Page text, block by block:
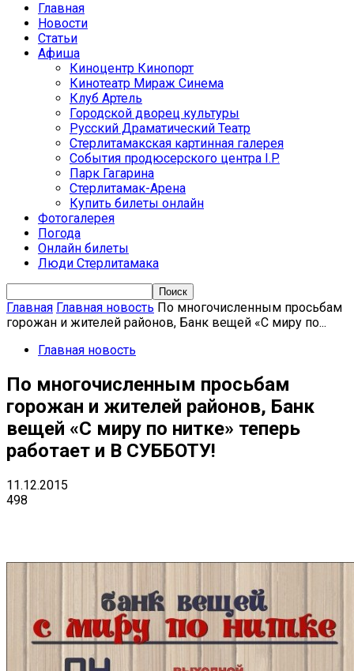
Главная
Новости
Статьи
Афиша
Киноцентр Кинопорт
Кинотеатр Мираж Синема
Клуб Артель
Городской дворец культуры
Русский Драматический Театр
Стерлитамакская картинная галерея
События продюсерского центра I.P.
Парк Гагарина
Стерлитамак-Арена
Купить билеты онлайн
Фотогалерея
Погода
Онлайн билеты
Люди Стерлитамака
Главная Главная новость По многочисленным просьбам
горожан и жителей районов, Банк вещей «С миру по...
Главная новость
По многочисленным просьбам
горожан и жителей районов, Банк
вещей «С миру по нитке» теперь
работает и В СУББОТУ!
11.12.2015
498